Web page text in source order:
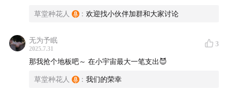
超额有其时代性
1:17:56如何避免掉大坑？以为为何我们总是害怕“坑”
草堂种花人 : 欢迎找小伙伴加群和大家讨论
无为予眠
2025.7.31
3
那我抢个地板吧～ 在小宇宙最大一笔支出😈
草堂种花人 : 我们的荣幸